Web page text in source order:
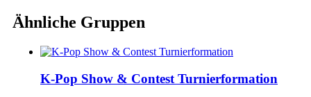
Ähnliche Gruppen
K-Pop Show & Contest Turnierformation